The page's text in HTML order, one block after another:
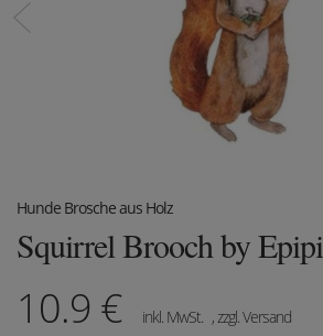
Hunde Brosche aus Holz
Squirrel Brooch by Epipi
10.9 € inkl. MwSt. , zzgl. Versand